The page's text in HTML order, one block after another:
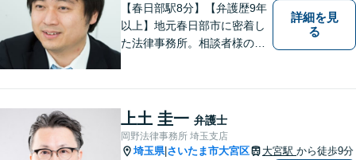
【春日部駅8分】【弁護歴9年
以上】地元春日部市に密着し
た法律事務所。相談者様のお
談も受け付けています。ぜひ
一度ご相談を！【初回相談無
料】
詳細を見
る
上土 圭一 弁護士
岡野法律事務所 埼玉支店
埼玉県| さいたま市大宮区 大宮駅 から徒歩9分